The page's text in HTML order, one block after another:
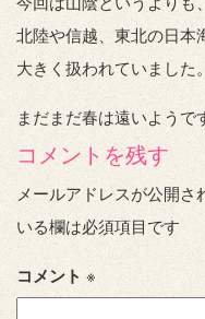
北陸や信越、東北の日本
大きく扱われていました。
まだまだ春は遠いようで
コメントを残す
メールアドレスが公開さ
いる欄は必須項目です
コメント※